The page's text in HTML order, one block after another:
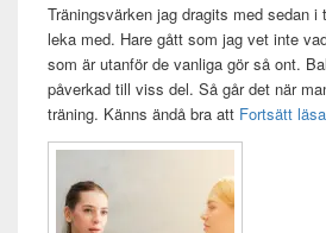
Träningsvärken jag dragits med sedan
leka med. Hare gått som jag vet inte
som är utanför de vanliga gör så ont.
påverkad till viss del. Så går det när
träning. Känns ändå bra att Fortsätt läsa